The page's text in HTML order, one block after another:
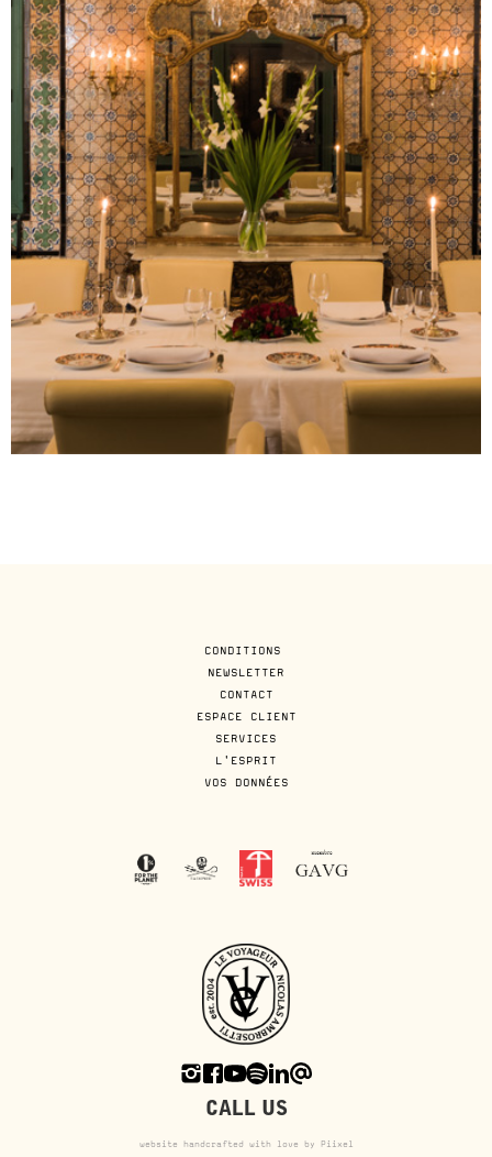
CONDITIONS
NEWSLETTER
CONTACT
ESPACE CLIENT
SERVICES
L'ESPRIT
VOS DONNÉES
CALL US
website handcrafted with love by Piixel